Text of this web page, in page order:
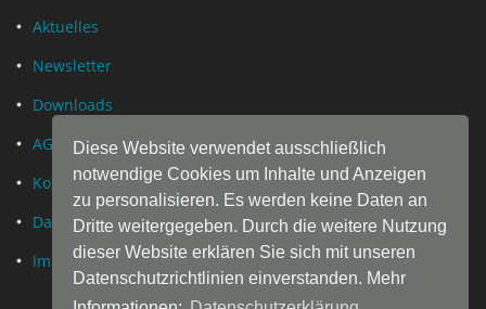
Diese Website verwendet ausschließlich
notwendige Cookies um Inhalte und Anzeigen
zu personalisieren. Es werden keine Daten an
Dritte weitergegeben. Durch die weitere Nutzung
dieser Website erklären Sie sich mit unseren
Datenschutzrichtlinien einverstanden. Mehr
Aktuelles
Newsletter
Downloads
AGB
Kontakt
Datenschutz
Impressum